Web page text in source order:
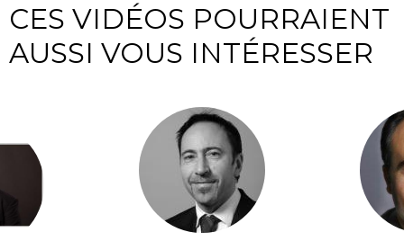
CES VIDÉOS POURRAIENT
AUSSI VOUS INTÉRESSER